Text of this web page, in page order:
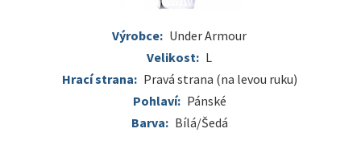
Výrobce: Under Armour
Velikost: L
Hrací strana: Pravá strana (na levou ruku)
Pohlaví: Pánské
Barva: Bílá/Šedá